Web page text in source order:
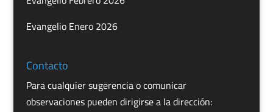
Evangelio Enero 2026
Contacto
Para cualquier sugerencia o comunicar
observaciones pueden dirigirse a la dirección: